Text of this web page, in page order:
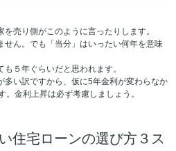
を売り側がこのように言ったりします。
せん。でも「当分」はいったい何年を意味
５年ぐらいだと思われます。
多い訳ですから、仮に5年金利が変わらなか
金利上昇は必ず考慮しましょう。